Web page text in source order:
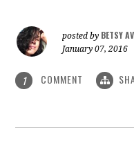
posted by BETSY
January 07, 2016
1 COMMENT